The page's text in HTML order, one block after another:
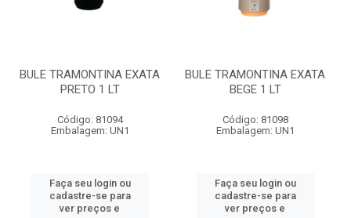
BULE TRAMONTINA EXATA
PRETO 1 LT
Código: 81094
Embalagem: UN1
Faça seu login ou
cadastre-se para
ver preços e
BULE TRAMONTINA EXATA
BEGE 1 LT
Código: 81098
Embalagem: UN1
Faça seu login ou
cadastre-se para
ver preços e